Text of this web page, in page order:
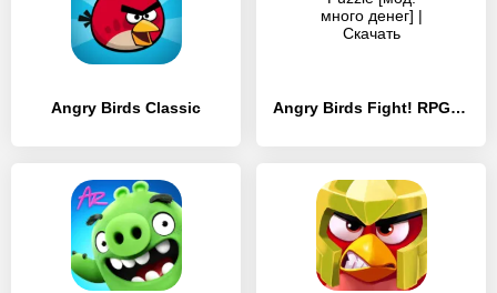
Angry Birds Classic Angry Birds Fight! RPG Puzzle